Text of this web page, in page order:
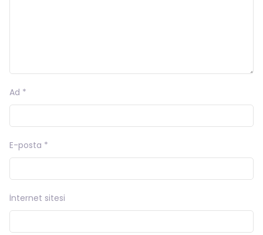
Ad *
E-posta *
İnternet sitesi